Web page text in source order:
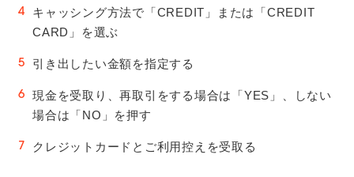
キャッシング方法で「CREDIT」または「CREDIT
CARD」を選ぶ
引き出したい金額を指定する
現金を受取り、再取引をする場合は「YES」、しない
場合は「NO」を押す
クレジットカードとご利用控えを受取る